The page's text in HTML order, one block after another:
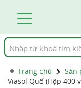
Tìm
kiếm
Trang chủ Sản
Viasol Quế (Hộp 400